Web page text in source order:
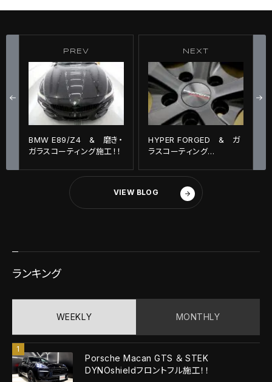
PREV
BMW E89/Z4 & 磨き・
ガラスコーティング施工！！
NEXT
HYPER FORGED & ガ
ラスコーティング
工！！
VIEW BLOG
ランキング
WEEKLY MONTHLY
Porsche Macan GTS ＆ STEK
DYNOshieldフロントフル施工！！